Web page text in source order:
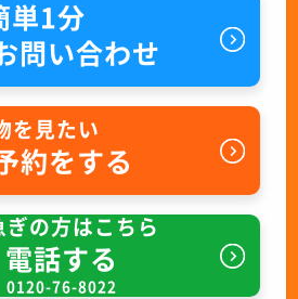
単1分
問い合わせ
を見たい
約をする
ぎの方はこちら
電話する
0120-76-8022